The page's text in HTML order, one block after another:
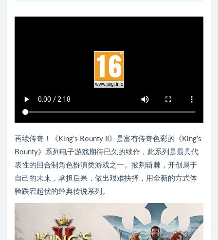
再续传奇！《King’s Bounty II》是富有传奇色彩的《King’s
Bounty》系列电子游戏期待已久的续作，此系列是最具代
表性的回合制角色扮演类游戏之一。披荆斩棘，开创属于
自己的未来，承担后果，做出艰难抉择，用全新的方式体
验跌宕起伏的经典传说系列。